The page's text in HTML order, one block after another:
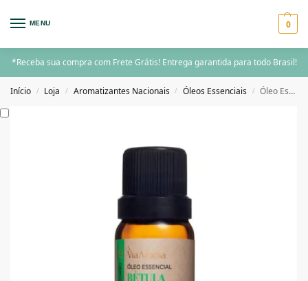
MENU 0
*Receba sua compra com Frete Grátis! Entrega garantida para todo Brasil!
Início / Loja / Aromatizantes Nacionais / Óleos Essenciais / Óleo Essencial Bétula Doce Via Aroma – 5ml